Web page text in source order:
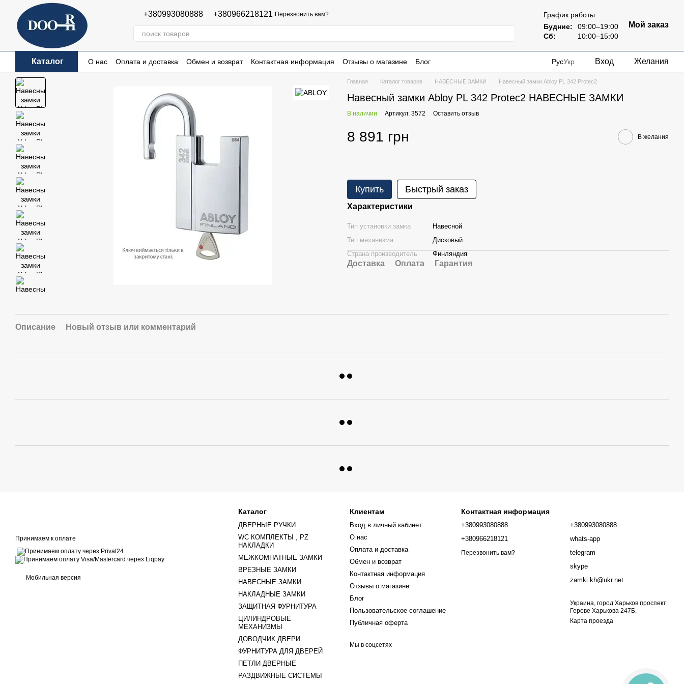
Перейти к основному контенту
+380993080888 +380966218121 Перезвонить вам?
График работы:
Будние:
09:00–19:00
Сб:
10:00–15:00
Мой заказ
Каталог О нас Оплата и доставка Обмен и возврат Контактная информация Отзывы о магазине
Блог
Пользовательское соглашение
Публичная оферта
РусУкр Вход Желания
Главная Каталог товаров НАВЕСНЫЕ ЗАМКИ Навесный замки Abloy PL 342 Protec2
Навесный замки Abloy PL 342 Protec2 НАВЕСНЫЕ ЗАМКИ
В наличии Артикул: 3572 Оставить отзыв
8 891 грн В желания
Купить Быстрый заказ
Характеристики
Тип установки замка
Навесной
Тип механизма
Дисковый
Страна производитель
Финляндия
Доставка Оплата Гарантия
Описание Новый отзыв или комментарий
Принимаем к оплате
Мобильная версия
Каталог
ДВЕРНЫЕ РУЧКИ
WC КОМПЛЕКТЫ , PZ
НАКЛАДКИ
МЕЖКОМНАТНЫЕ ЗАМКИ
ВРЕЗНЫЕ ЗАМКИ
НАВЕСНЫЕ ЗАМКИ
НАКЛАДНЫЕ ЗАМКИ
ЗАЩИТНАЯ ФУРНИТУРА
ЦИЛИНДРОВЫЕ
МЕХАНИЗМЫ
ДОВОДЧИК ДВЕРИ
ФУРНИТУРА ДЛЯ ДВЕРЕЙ
ПЕТЛИ ДВЕРНЫЕ
РАЗДВИЖНЫЕ СИСТЕМЫ
Клиентам
Вход в личный кабинет
О нас
Оплата и доставка
Обмен и возврат
Контактная информация
Отзывы о магазине
Блог
Пользовательское соглашение
Публичная оферта
Мы в соцсетях
Контактная информация
+380993080888
+380966218121
Перезвонить вам?
+380993080888
whats-app
telegram
skype
zamki.kh@ukr.net
Украина, город Харьков проспект
Герове Харькова 247Б.
Карта проезда